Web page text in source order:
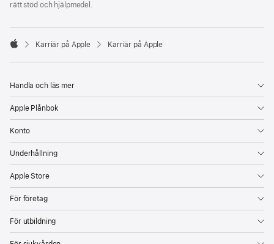
rätt stöd och hjälpmedel.

Karriär på Apple Karriär på Apple
Handla och läs mer
Apple Plånbok
Konto
Underhållning
Apple Store
För företag
För utbildning